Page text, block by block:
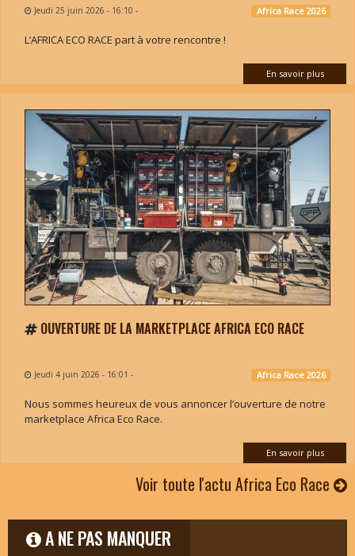
Jeudi 25 juin 2026 - 16:10 - Africa Race 2026
L’AFRICA ECO RACE part à votre rencontre !
En savoir plus
OUVERTURE DE LA MARKETPLACE AFRICA ECO RACE
Jeudi 4 juin 2026 - 16:01 - Africa Race 2026
Nous sommes heureux de vous annoncer l’ouverture de notre
marketplace Africa Eco Race.
En savoir plus
Voir toute l'actu Africa Eco Race
A NE PAS MANQUER